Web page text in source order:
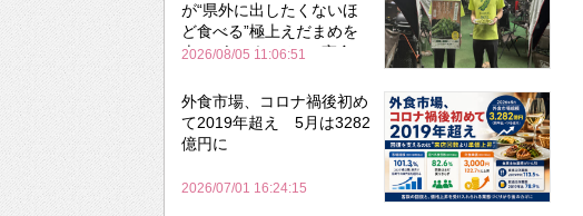
が“県外に出したくないほ
ど食べる”極上えだまめを
森のビアガーデンで実食
2026/08/05 11:06:51
外食市場、コロナ禍後初め
て2019年超え 5月は3282
億円に
2026/07/01 16:24:15